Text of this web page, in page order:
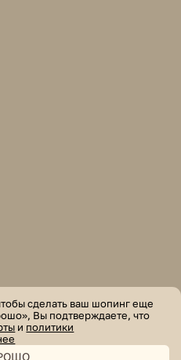
сделать ваш шопинг еще
Вы подтверждаете, что
и политики